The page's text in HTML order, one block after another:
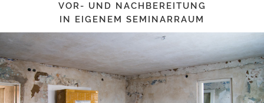
VOR- UND NACHBEREITUNG
IN EIGENEM SEMINARRAUM